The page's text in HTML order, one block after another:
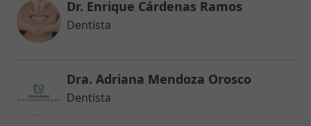
Dr. Enrique Cárdenas Ramos
Dentista
Dra. Adriana Mendoza Orosco
Dentista